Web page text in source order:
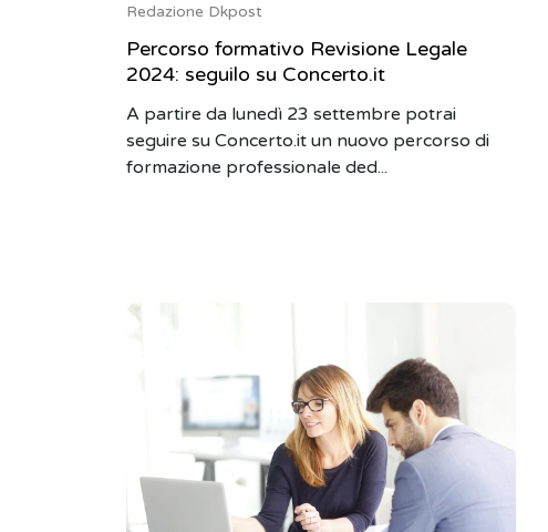
Redazione Dkpost
Percorso formativo Revisione Legale
2024: seguilo su Concerto.it
A partire da lunedì 23 settembre potrai
seguire su Concerto.it un nuovo percorso di
formazione professionale ded...